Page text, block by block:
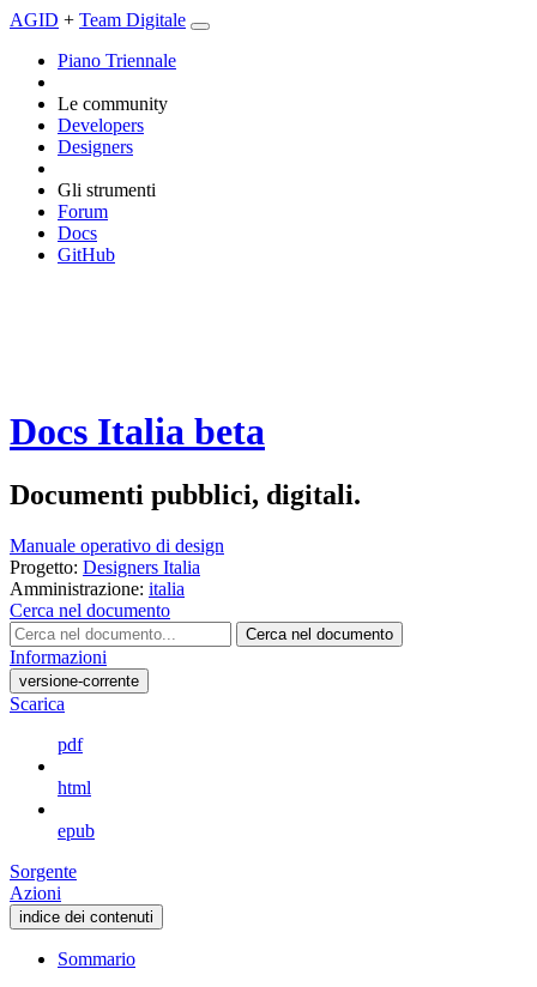
AGID + Team Digitale
Piano Triennale
Le community
Developers
Designers
Gli strumenti
Forum
Docs
GitHub
Docs Italia beta
Documenti pubblici, digitali.
Manuale operativo di design
Progetto: Designers Italia
Amministrazione: italia
Cerca nel documento
Cerca nel documento
Informazioni
versione-corrente
Scarica
pdf
html
epub
Sorgente
Azioni
indice dei contenuti
Sommario